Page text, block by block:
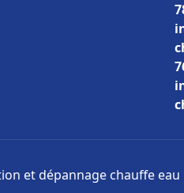
et dépannage chauffe eau